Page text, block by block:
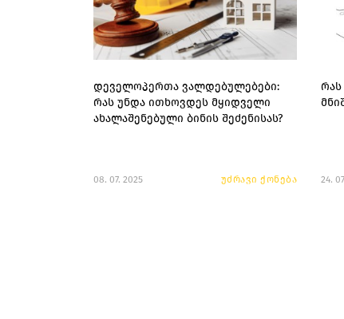
დეველოპერთა ვალდებულებები:
რას უნდა ითხოვდეს მყიდველი
ახალაშენებული ბინის შეძენისას?
08. 07. 2025 უძრავი ქონება
რას
24.